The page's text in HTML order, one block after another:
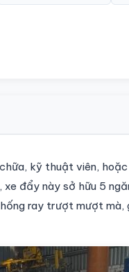
kỹ thuật viên,
đẩy này sở hữu 5
ray trượt mượt